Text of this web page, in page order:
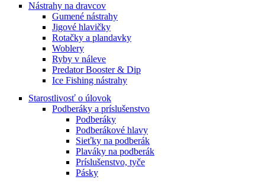
Nástrahy na dravcov
Gumené nástrahy
Jigové hlavičky
Rotačky a plandavky
Woblery
Ryby v náleve
Predator Booster & Dip
Ice Fishing nástrahy
Starostlivosť o úlovok
Podberáky a príslušenstvo
Podberáky
Podberákové hlavy
Sieťky na podberák
Plaváky na podberák
Príslušenstvo, tyče
Pásky